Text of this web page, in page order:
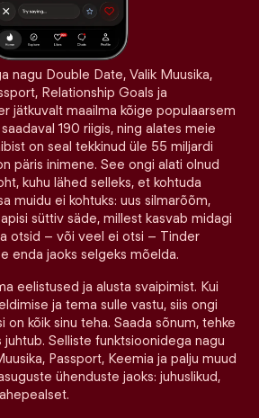
nagu Double Date, Valik Muusika,
Relationship Goals ja
jätkuvalt maailma kõige populaarsem
190 riigis, ning alates meie
on seal tekkinud üle 55 miljardi
päris inimene. See ongi alati olnud
kuhu lähed selleks, et kohtuda
muidu ei kohtuks: uus silmarõõm,
süttiv säde, millest kasvab midagi
otsid – või veel ei otsi – Tinder
enda jaoks selgeks mõelda.
eelistused ja alusta svaipimist. Kui
ja tema sulle vastu, siis ongi
on kõik sinu teha. Saada sõnum, tehke
juhtub. Selliste funktsioonidega nagu
Passport, Keemia ja palju muud
ühenduste jaoks: juhuslikud,